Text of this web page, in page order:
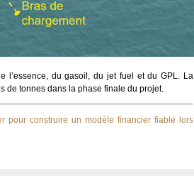
l’essence, du gasoil, du jet fuel et du GPL. La
de tonnes dans la phase finale du projet.
pour construire un modèle financier fiable lors